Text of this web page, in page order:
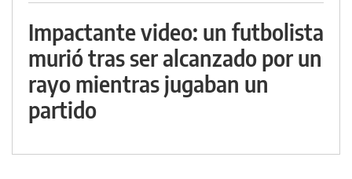
Impactante video: un futbolista
murió tras ser alcanzado por un
rayo mientras jugaban un
partido